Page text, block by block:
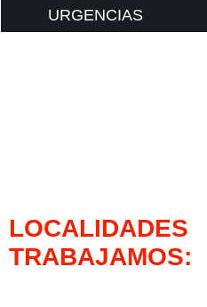
URGENCIAS
TRABAJAMOS: